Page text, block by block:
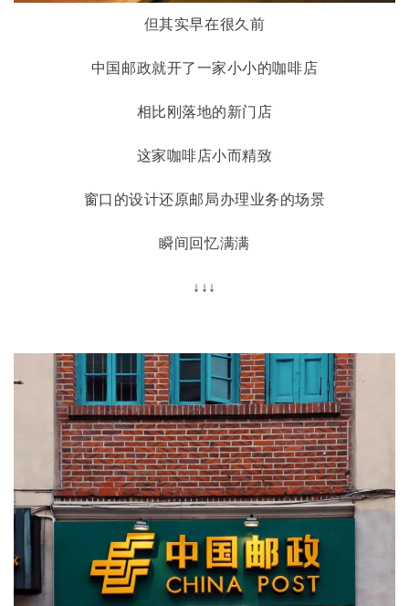
但其实早在很久前
中国邮政就开了一家小小的咖啡店
相比刚落地的新门店
这家咖啡店小而精致
窗口的设计还原邮局办理业务的场景
瞬间回忆满满
↓↓↓